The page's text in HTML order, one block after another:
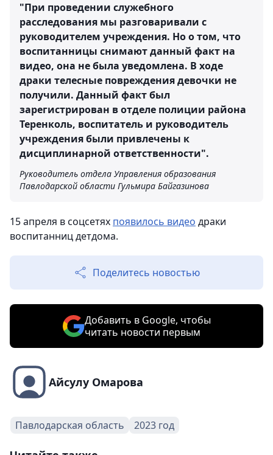
"При проведении служебного
расследования мы разговаривали с
руководителем учреждения. Но о том, что
воспитанницы снимают данный факт на
видео, она не была уведомлена. В ходе
драки телесные повреждения девочки не
получили. Данный факт был
зарегистрирован в отделе полиции района
Теренколь, воспитатель и руководитель
учреждения были привлечены к
дисциплинарной ответственности".
Руководитель отдела Управления образования
Павлодарской области Гульмира Байгазинова
15 апреля в соцсетях появилось видео драки
воспитанниц детдома.
Поделитесь новостью
Добавить в Google, чтобы
читать новости первым
Айсулу Омарова
Павлодарская область 2023 год